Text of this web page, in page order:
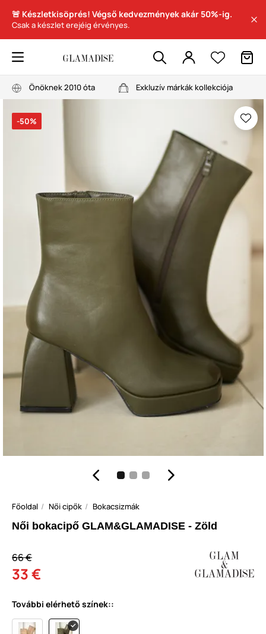
🚨 Készletkisöprés! Végső kedvezmények akár 50%-ig.
Csak a készlet erejéig érvényes.
Önöknek 2010 óta Exkluzív márkák kollekciója
-50%
Főoldal Női cipők Bokacsizmák
Női bokacipő GLAM&GLAMADISE - Zöld
66 €
33 €
További elérhető színek::